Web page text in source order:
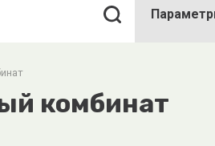
комбинат